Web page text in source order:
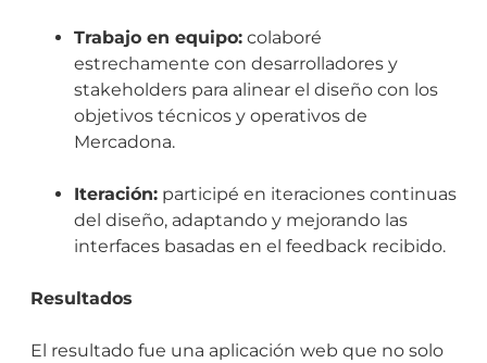
Trabajo en equipo: colaboré
estrechamente con desarrolladores y
stakeholders para alinear el diseño con los
objetivos técnicos y operativos de
Mercadona.
Iteración: participé en iteraciones continuas
del diseño, adaptando y mejorando las
interfaces basadas en el feedback recibido.
Resultados
El resultado fue una aplicación web que no solo